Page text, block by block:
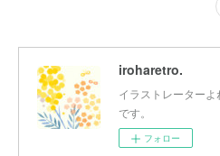
iroharetro.
イラストレーター
です。
フォロー